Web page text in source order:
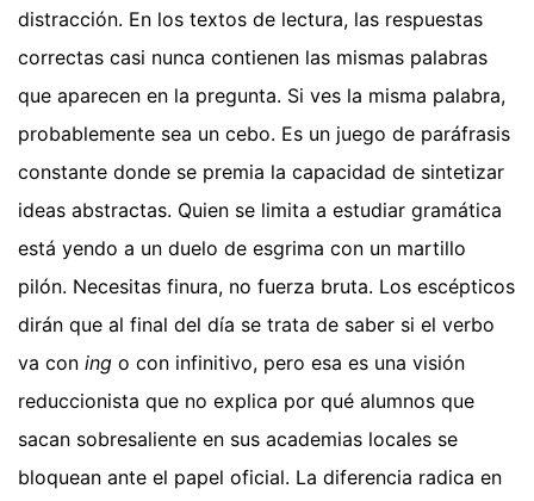
distracción. En los textos de lectura, las respuestas
correctas casi nunca contienen las mismas palabras
que aparecen en la pregunta. Si ves la misma palabra,
probablemente sea un cebo. Es un juego de paráfrasis
constante donde se premia la capacidad de sintetizar
ideas abstractas. Quien se limita a estudiar gramática
está yendo a un duelo de esgrima con un martillo
pilón. Necesitas finura, no fuerza bruta. Los escépticos
dirán que al final del día se trata de saber si el verbo
va con ing o con infinitivo, pero esa es una visión
reduccionista que no explica por qué alumnos que
sacan sobresaliente en sus academias locales se
bloquean ante el papel oficial. La diferencia radica en